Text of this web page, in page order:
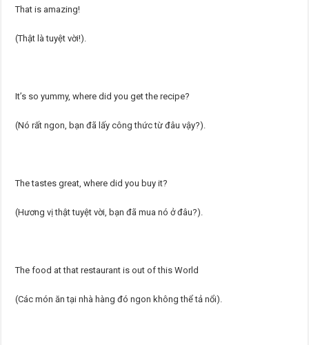
That is amazing!
(Thật là tuyệt vời!).
It’s so yummy, where did you get the recipe?
(Nó rất ngon, bạn đã lấy công thức từ đâu vậy?).
The tastes great, where did you buy it?
(Hương vị thật tuyệt vời, bạn đã mua nó ở đâu?).
The food at that restaurant is out of this World
(Các món ăn tại nhà hàng đó ngon không thể tả nổi).